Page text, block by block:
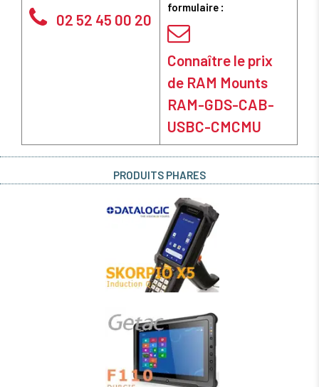
02 52 45 00 20
formulaire :
Connaître le prix
de RAM Mounts
RAM-GDS-CAB-
USBC-CMCMU
PRODUITS PHARES